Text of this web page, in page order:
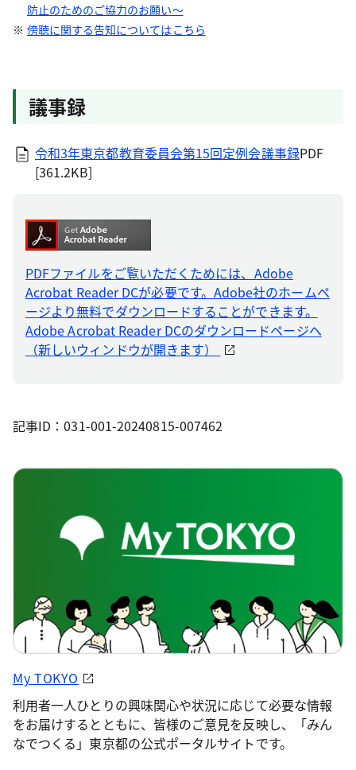
防止のためのご協力のお願い～
傍聴に関する告知についてはこちら
議事録
令和3年東京都教育委員会第15回定例会議事録PDF
[361.2KB]
PDFファイルをご覧いただくためには、Adobe
Acrobat Reader DCが必要です。Adobe社のホームペ
ージより無料でダウンロードすることができます。
Adobe Acrobat Reader DCのダウンロードページへ
（新しいウィンドウが開きます）
記事ID：031-001-20240815-007462
My TOKYO
利用者一人ひとりの興味関心や状況に応じて必要な情報
をお届けするとともに、皆様のご意見を反映し、「みん
なでつくる」東京都の公式ポータルサイトです。